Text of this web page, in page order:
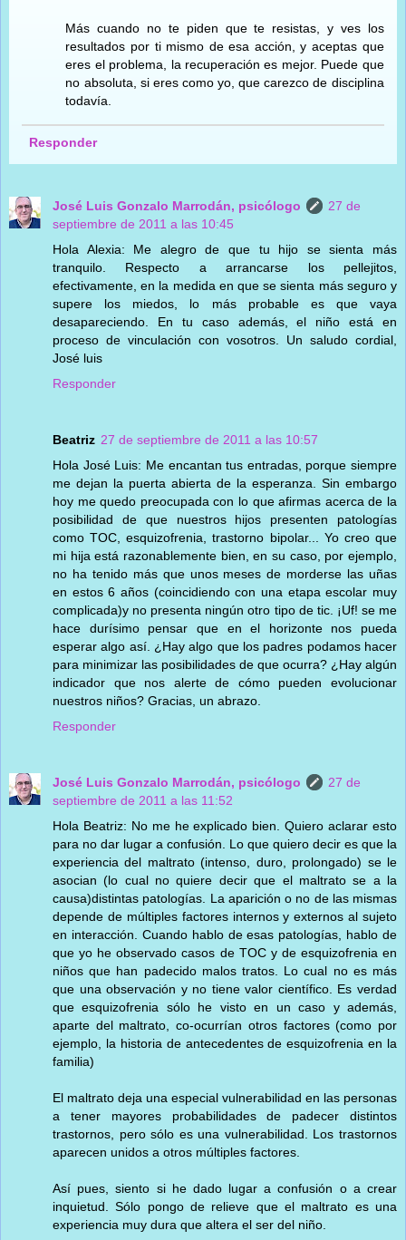
Más cuando no te piden que te resistas, y ves los
resultados por ti mismo de esa acción, y aceptas que
eres el problema, la recuperación es mejor. Puede que
no absoluta, si eres como yo, que carezco de disciplina
todavía.
Responder
José Luis Gonzalo Marrodán, psicólogo
27 de
septiembre de 2011 a las 10:45
Hola Alexia: Me alegro de que tu hijo se sienta más
tranquilo. Respecto a arrancarse los pellejitos,
efectivamente, en la medida en que se sienta más seguro y
supere los miedos, lo más probable es que vaya
desapareciendo. En tu caso además, el niño está en
proceso de vinculación con vosotros. Un saludo cordial,
José luis
Responder
Beatriz 27 de septiembre de 2011 a las 10:57
Hola José Luis: Me encantan tus entradas, porque siempre
me dejan la puerta abierta de la esperanza. Sin embargo
hoy me quedo preocupada con lo que afirmas acerca de la
posibilidad de que nuestros hijos presenten patologías
como TOC, esquizofrenia, trastorno bipolar... Yo creo que
mi hija está razonablemente bien, en su caso, por ejemplo,
no ha tenido más que unos meses de morderse las uñas
en estos 6 años (coincidiendo con una etapa escolar muy
complicada)y no presenta ningún otro tipo de tic. ¡Uf! se me
hace durísimo pensar que en el horizonte nos pueda
esperar algo así. ¿Hay algo que los padres podamos hacer
para minimizar las posibilidades de que ocurra? ¿Hay algún
indicador que nos alerte de cómo pueden evolucionar
nuestros niños? Gracias, un abrazo.
Responder
José Luis Gonzalo Marrodán, psicólogo
27 de
septiembre de 2011 a las 11:52
Hola Beatriz: No me he explicado bien. Quiero aclarar esto
para no dar lugar a confusión. Lo que quiero decir es que la
experiencia del maltrato (intenso, duro, prolongado) se le
asocian (lo cual no quiere decir que el maltrato se a la
causa)distintas patologías. La aparición o no de las mismas
depende de múltiples factores internos y externos al sujeto
en interacción. Cuando hablo de esas patologías, hablo de
que yo he observado casos de TOC y de esquizofrenia en
niños que han padecido malos tratos. Lo cual no es más
que una observación y no tiene valor científico. Es verdad
que esquizofrenia sólo he visto en un caso y además,
aparte del maltrato, co-ocurrían otros factores (como por
ejemplo, la historia de antecedentes de esquizofrenia en la
familia)
El maltrato deja una especial vulnerabilidad en las personas
a tener mayores probabilidades de padecer distintos
trastornos, pero sólo es una vulnerabilidad. Los trastornos
aparecen unidos a otros múltiples factores.
Así pues, siento si he dado lugar a confusión o a crear
inquietud. Sólo pongo de relieve que el maltrato es una
experiencia muy dura que altera el ser del niño.